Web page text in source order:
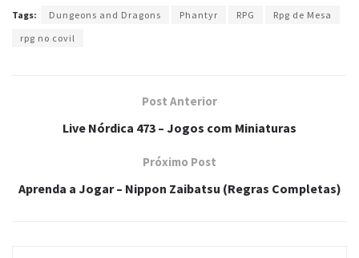
Tags: Dungeons and Dragons Phantyr RPG
Rpg de Mesa
rpg no covil
Post Anterior
Live Nórdica 473 – Jogos com Miniaturas
Próximo Post
Aprenda a Jogar – Nippon Zaibatsu (Regras Completas)